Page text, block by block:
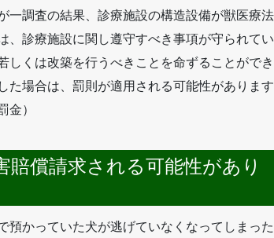
一調査の結果、診療施設の構造設備が獣医療
、診療施設に関し遵守すべき事項が守られて
しくは改築を行うべきことを命ずることがで
た場合は、罰則が適用される可能性があります
金）
償請求される可能性があり
かっていた犬が逃げていなくなってしまった